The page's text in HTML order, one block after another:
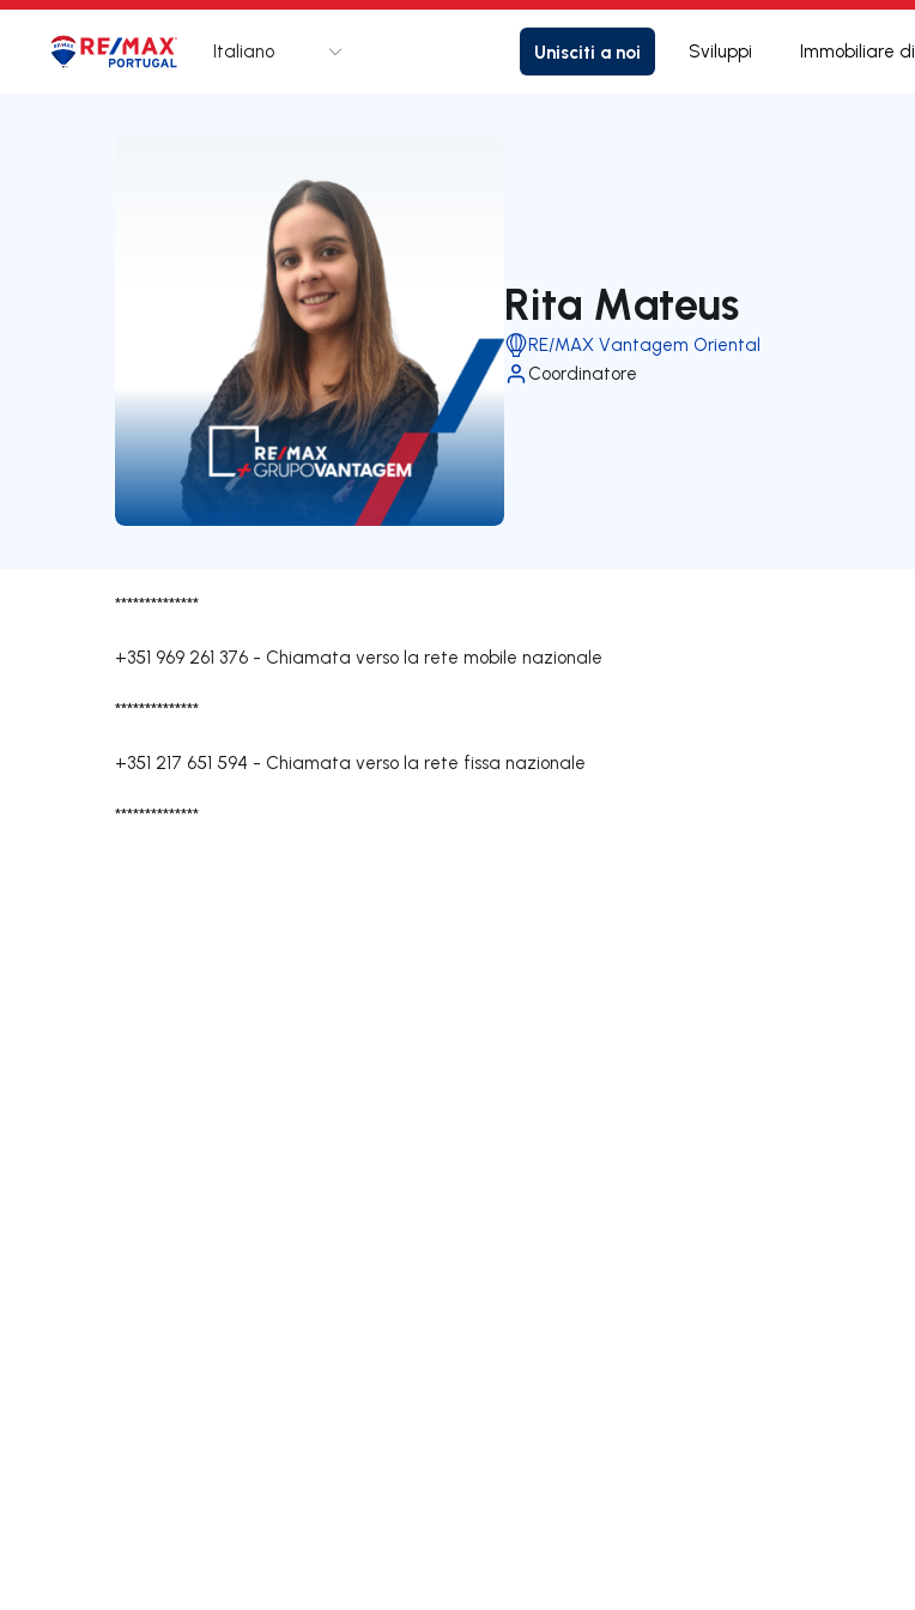
Logo Vai alla homepage
Italiano Unisciti a noi Sviluppi Immobiliare
Rita Mateus
RE/MAX Vantagem Oriental
Coordinatore
**************
+351 969 261 376 - Chiamata verso la rete mobile nazionale
**************
+351 217 651 594 - Chiamata verso la rete fissa nazionale
**************